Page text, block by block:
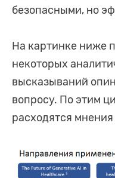
безопасными, но
На картинке ниже
некоторых
высказываний
вопросу. По этим
расходятся